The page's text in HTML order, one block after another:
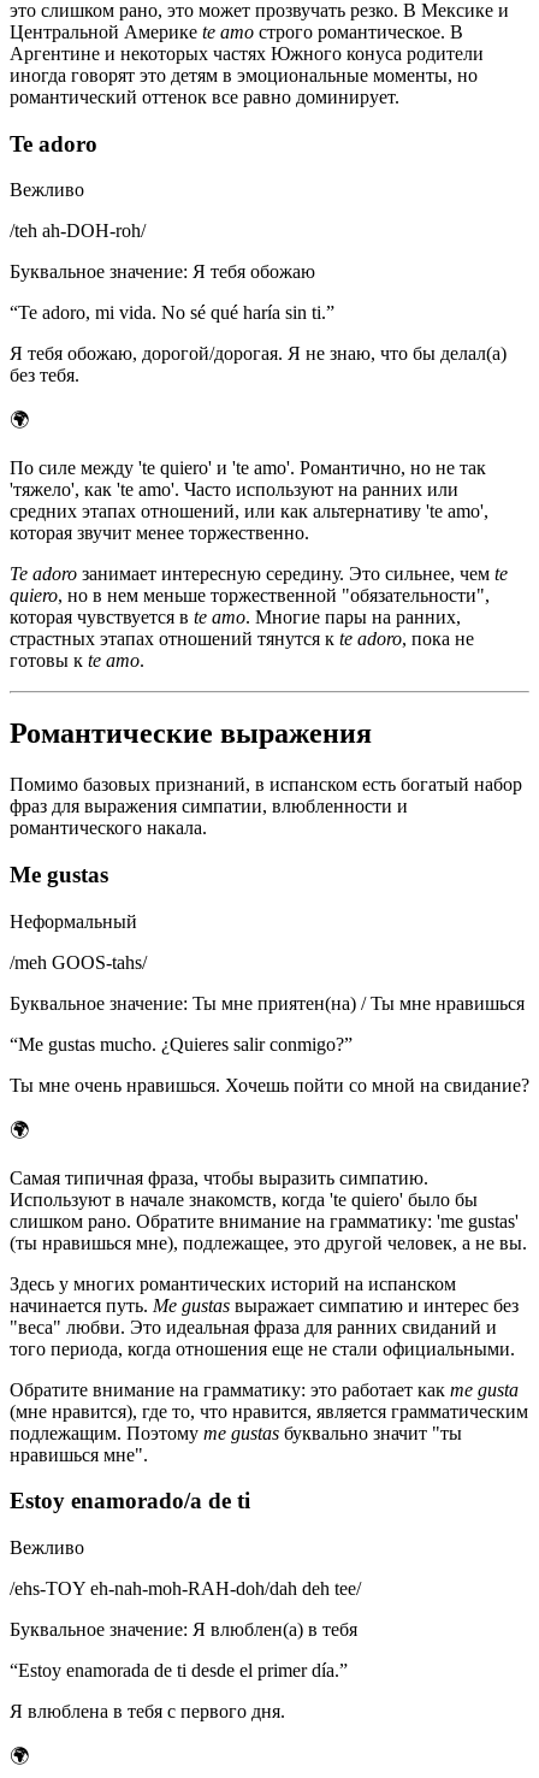
это слишком рано, это может прозвучать резко. В Мексике и
Центральной Америке te amo строго романтическое. В
Аргентине и некоторых частях Южного конуса родители
иногда говорят это детям в эмоциональные моменты, но
романтический оттенок все равно доминирует.
Te adoro
Вежливо
/teh ah-DOH-roh/
Буквальное значение: Я тебя обожаю
“Te adoro, mi vida. No sé qué haría sin ti.”
Я тебя обожаю, дорогой/дорогая. Я не знаю, что бы делал(а)
без тебя.
🌍
По силе между 'te quiero' и 'te amo'. Романтично, но не так
'тяжело', как 'te amo'. Часто используют на ранних или
средних этапах отношений, или как альтернативу 'te amo',
которая звучит менее торжественно.
Te adoro занимает интересную середину. Это сильнее, чем te
quiero, но в нем меньше торжественной "обязательности",
которая чувствуется в te amo. Многие пары на ранних,
страстных этапах отношений тянутся к te adoro, пока не
готовы к te amo.
Романтические выражения
Помимо базовых признаний, в испанском есть богатый набор
фраз для выражения симпатии, влюбленности и
романтического накала.
Me gustas
Неформальный
/meh GOOS-tahs/
Буквальное значение: Ты мне приятен(на) / Ты мне нравишься
“Me gustas mucho. ¿Quieres salir conmigo?”
Ты мне очень нравишься. Хочешь пойти со мной на свидание?
🌍
Самая типичная фраза, чтобы выразить симпатию.
Используют в начале знакомств, когда 'te quiero' было бы
слишком рано. Обратите внимание на грамматику: 'me gustas'
(ты нравишься мне), подлежащее, это другой человек, а не вы.
Здесь у многих романтических историй на испанском
начинается путь. Me gustas выражает симпатию и интерес без
"веса" любви. Это идеальная фраза для ранних свиданий и
того периода, когда отношения еще не стали официальными.
Обратите внимание на грамматику: это работает как me gusta
(мне нравится), где то, что нравится, является грамматическим
подлежащим. Поэтому me gustas буквально значит "ты
нравишься мне".
Estoy enamorado/a de ti
Вежливо
/ehs-TOY eh-nah-moh-RAH-doh/dah deh tee/
Буквальное значение: Я влюблен(а) в тебя
“Estoy enamorada de ti desde el primer día.”
Я влюблена в тебя с первого дня.
🌍